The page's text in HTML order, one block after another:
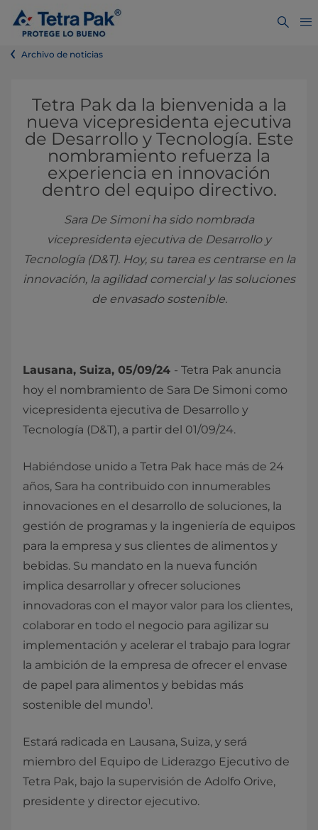
Archivo de noticias
Tetra Pak da la bienvenida a la
nueva vicepresidenta ejecutiva
de Desarrollo y Tecnología. Este
nombramiento refuerza la
experiencia en innovación
dentro del equipo directivo.
Sara De Simoni ha sido nombrada
vicepresidenta ejecutiva de Desarrollo y
Tecnología (D&T). Hoy, su tarea es centrarse en la
innovación, la agilidad comercial y las soluciones
de envasado sostenible.
Lausana, Suiza, 05/09/24 - Tetra Pak anuncia
hoy el nombramiento de Sara De Simoni como
vicepresidenta ejecutiva de Desarrollo y
Tecnología (D&T), a partir del 01/09/24.
Habiéndose unido a Tetra Pak hace más de 24
años, Sara ha contribuido con innumerables
innovaciones en el desarrollo de soluciones, la
gestión de programas y la ingeniería de equipos
para la empresa y sus clientes de alimentos y
bebidas. Su mandato en la nueva función
implica desarrollar y ofrecer soluciones
innovadoras con el mayor valor para los clientes,
colaborar en todo el negocio para agilizar su
implementación y acelerar el trabajo para lograr
la ambición de la empresa de ofrecer el envase
de papel para alimentos y bebidas más
sostenible del mundo1.
Estará radicada en Lausana, Suiza, y será
miembro del Equipo de Liderazgo Ejecutivo de
Tetra Pak, bajo la supervisión de Adolfo Orive,
presidente y director ejecutivo.